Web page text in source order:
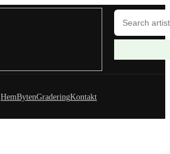
HemBytenGraderingKontakt